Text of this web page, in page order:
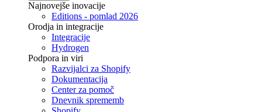
Najnovejše inovacije
Editions - pomlad 2026
Orodja in integracije
Integracije
Hydrogen
Podpora in viri
Razvijalci za Shopify
Dokumentacija
Center za pomoč
Dnevnik sprememb